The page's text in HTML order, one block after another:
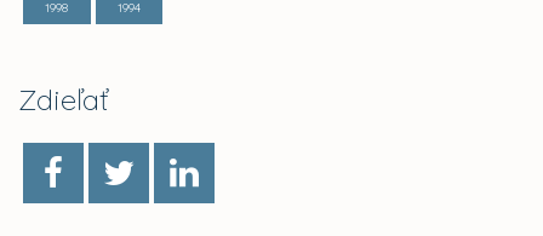
1998
1994
Zdieľať